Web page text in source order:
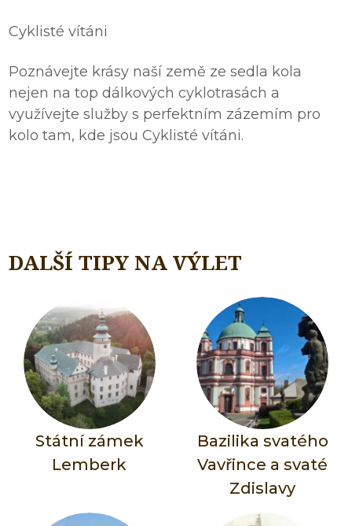
Cyklisté vítáni
Poznávejte krásy naší země ze sedla kola
nejen na top dálkových cyklotrasách a
využívejte služby s perfektním zázemím pro
kolo tam, kde jsou Cyklisté vítáni.
DALŠÍ TIPY NA VÝLET
Státní zámek
Lemberk
Bazilika svatého
Vavřince a svaté
Zdislavy